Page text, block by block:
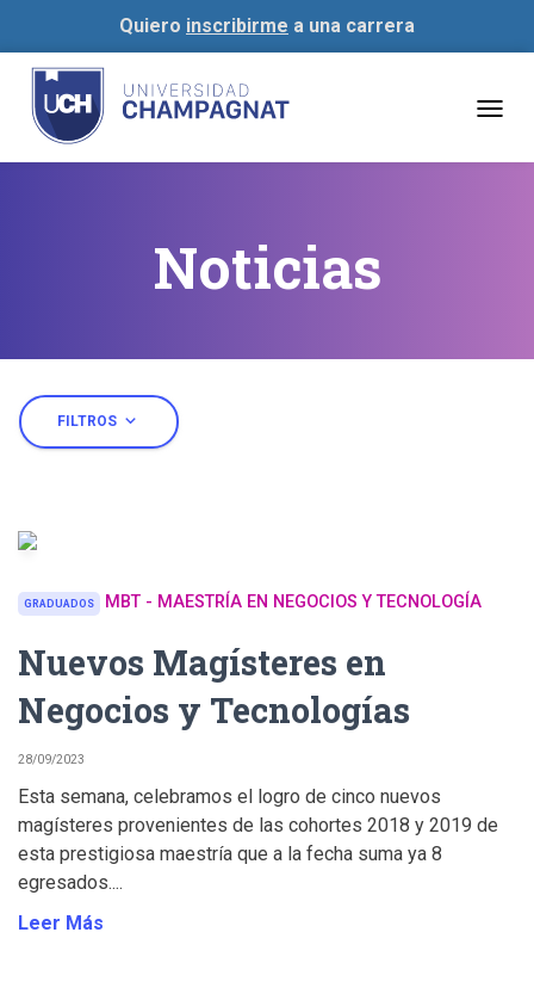
Quiero inscribirme a una carrera
Noticias
FILTROS expand_more
GRADUADOS MBT - MAESTRÍA EN NEGOCIOS Y TECNOLOGÍA
Nuevos Magísteres en
Negocios y Tecnologías
28/09/2023
Esta semana, celebramos el logro de cinco nuevos
magísteres provenientes de las cohortes 2018 y 2019 de
esta prestigiosa maestría que a la fecha suma ya 8
egresados....
Leer Más